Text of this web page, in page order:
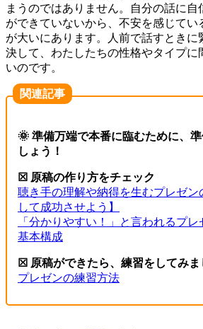
まうのではありません。自分の話に自
ができていないから、不安を感じて
が大いにあります。
人前で話すときに
決して、 わたしたちの性格やタイプに
いのです。
関連記事
🌞 準備万端で本番に臨むために、
しょう！
☒ 原稿の作り方をチェック
聴き手の理解や納得を生むプレゼン
して成功させよう】
「分かりやすい！」と言われるプ
基本構成
☒ 原稿ができたら、練習をしてみま
プレゼンの練習方法